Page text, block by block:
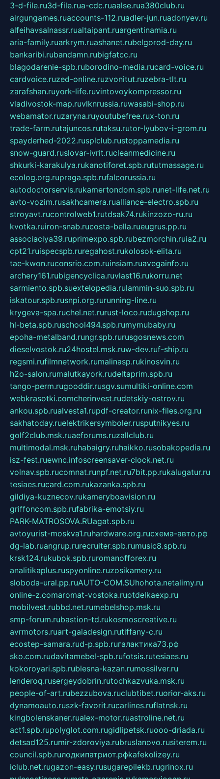
3-d-file.ru3d-file.rua-cdc.ruaalse.rua380club.ru
airgungames.ruaccounts-112.ruadler-jun.ruadonyev.ru
alfeihavsalnassr.rualtaipant.ruargentinamia.ru
aria-family.ruarkrym.ruashanet.rubelgorod-day.ru
bankaribi.rubandamn.rubigfatcc.ru
blagodarenie-spb.ruborodino-media.rucard-voice.ru
cardvoice.ruzed-online.ruzvonitut.ruzebra-tlt.ru
zarafshan.ruyork-life.ruvintovoykompressor.ru
vladivostok-map.ruvlknrussia.ruwasabi-shop.ru
webamator.ruzaryna.ruyoutubefree.rux-ton.ru
trade-farm.rutajuncos.rutaksu.rutor-lyubov-i-grom.ru
spayderhed-2022.rusplclub.rustoppamedia.ru
snow-guard.ruslovar-ivrit.rucleanmedicine.ru
shkurki-karakulya.rukanotiforet.spb.rututmassage.ru
ecolog.org.rupraga.spb.rufalcorussia.ru
autodoctorservis.rukamertondom.spb.runet-life.net.ru
avto-vozim.rusakhcamera.rualliance-electro.spb.ru
stroyavt.rucontrolweb1.rutdsak74.rukinzozo-ru.ru
kvotka.ruiron-snab.rucosta-bella.rueugrus.pp.ru
associaciya39.ruprimexpo.spb.rubezmorchin.ruia2.ru
cpt21.ruispecspb.ruregahost.rukolosok-elita.ru
tae-kwon.ruconsrio.com.ruinsiam.ruavegainfo.ru
archery161.rubigencyclica.ruvlast16.rukorru.net
sarmiento.spb.suextelopedia.rulammin-suo.spb.ru
iskatour.spb.rusnpi.org.rurunning-line.ru
krygeva-spa.ruchel.net.rurust-loco.rudugshop.ru
hl-beta.spb.ruschool494.spb.rumymubaby.ru
epoha-metalband.rungr.spb.rurusgosnews.com
dieselvostok.ru24hostel.msk.ruw-dev.ruf-ship.ru
regsmi.rufilmnetwork.rumalinasp.rukinosvin.ru
h2o-salon.rumalutkayork.rudeltaprim.spb.ru
tango-perm.rugooddir.rusgv.sumultiki-online.com
webkrasotki.comcherinvest.rudetskiy-ostrov.ru
ankou.spb.rualvesta1.rupdf-creator.runix-files.org.ru
sakhatoday.ruelektrikersymboler.rusputnikyes.ru
golf2club.msk.ruaeforums.ruzallclub.ru
multimodal.msk.ruhabaigry.ruhaikko.rusobakopedia.ru
isz-fest.ruewnc.infoscreensaver-clock.net.ru
volnav.spb.rucomnat.runpf.net.ru7bit.pp.rukalugatur.ru
tesiaes.rucard.com.rukazanka.spb.ru
gildiya-kuznecov.rukameryboavision.ru
griffoncom.spb.rufabrika-emotsiy.ru
PARK-MATROSOVA.RUagat.spb.ru
avtoyurist-moskva1.ruhardware.org.ruсхема-авто.рф
dg-lab.ruangrup.rurecruiter.spb.rumusic8.spb.ru
krsk124.rukubok.spb.ruromanofforex.ru
analitikaplus.ruspyonline.ruzosikamery.ru
sloboda-ural.pp.ruAUTO-COM.SUhohota.netalimy.ru
online-z.comaromat-vostoka.ruotdelkaexp.ru
mobilvest.rubbd.net.rumebelshop.msk.ru
smp-forum.rubastion-td.rukosmoscreative.ru
avrmotors.ruart-galadesign.rutiffany-c.ru
ecostep-samara.rud-p.spb.ruгалактика73.рф
sko.com.rudavitamebel-spb.rufotsis.rutesiaes.ru
kokoroyari.spb.rublesna-kazan.rumossilver.ru
lenderoq.rusergeydobrin.rutochkazvuka.msk.ru
people-of-art.rubezzubova.ruclubtibet.ruorior-aks.ru
dynamoauto.ruszk-favorit.rucarlines.ruflatnsk.ru
kingbolenskaner.rualex-motor.ruastroline.net.ru
act1.spb.rupolyglot.com.rugidlipetsk.ruooo-driada.ru
detsad125.rumir-zdoroviya.rubruslanovo.rusiterem.ru
council.spb.ruлодкипатриот.рфkafekolizey.ru
iclub.net.rugazon-easy.rusugarepilekb.rugrinox.ru